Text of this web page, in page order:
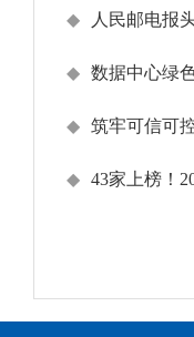
◆ 人民邮电报
◆ 数据中心绿
◆ 筑牢可信可
◆ 43家上榜！